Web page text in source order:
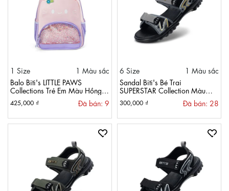
1 Size
1 Màu sắc
Balo Biti's LITTLE PAWS
Collections Trẻ Em Màu Hồng
425,000 ₫ Đã bán: 9
6 Size
1 Màu sắc
Sandal Biti's Bé Trai
SUPERSTAR Collection Màu
300,000 ₫ Đã bán: 28